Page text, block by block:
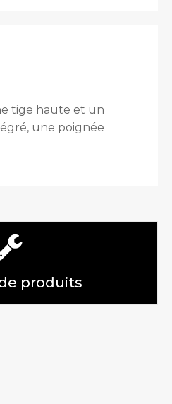
tige haute et un
une poignée
produits